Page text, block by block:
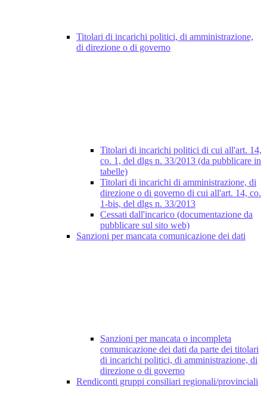
Titolari di incarichi politici, di amministrazione,
di direzione o di governo
Titolari di incarichi politici di cui all'art. 14,
co. 1, del dlgs n. 33/2013 (da pubblicare in
tabelle)
Titolari di incarichi di amministrazione, di
direzione o di governo di cui all'art. 14, co.
1-bis, del dlgs n. 33/2013
Cessati dall'incarico (documentazione da
pubblicare sul sito web)
Sanzioni per mancata comunicazione dei dati
Sanzioni per mancata o incompleta
comunicazione dei dati da parte dei titolari
di incarichi politici, di amministrazione, di
direzione o di governo
Rendiconti gruppi consiliari regionali/provinciali